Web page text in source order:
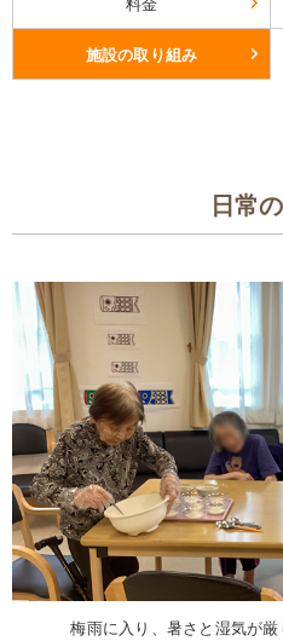
料金
施設の取り組み
日常
梅雨に入り、暑さと湿気が